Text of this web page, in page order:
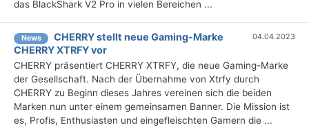
das BlackShark V2 Pro in vielen Bereichen ...
News
CHERRY stellt neue Gaming-Marke
CHERRY XTRFY vor
04.04.2023
CHERRY präsentiert CHERRY XTRFY, die neue Gaming-Marke
der Gesellschaft. Nach der Übernahme von Xtrfy durch
CHERRY zu Beginn dieses Jahres vereinen sich die beiden
Marken nun unter einem gemeinsamen Banner. Die Mission ist
es, Profis, Enthusiasten und eingefleischten Gamern die ...